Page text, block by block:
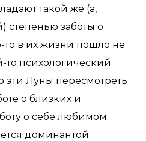
такой же (а,
степенью заботы о
то в их жизни пошло не
то психологический
эти Луны пересмотреть
о близких и
о себе любимом.
доминантой